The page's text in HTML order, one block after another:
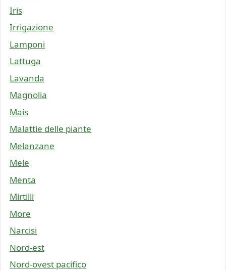
Iris
Irrigazione
Lamponi
Lattuga
Lavanda
Magnolia
Mais
Malattie delle piante
Melanzane
Mele
Menta
Mirtilli
More
Narcisi
Nord-est
Nord-ovest pacifico